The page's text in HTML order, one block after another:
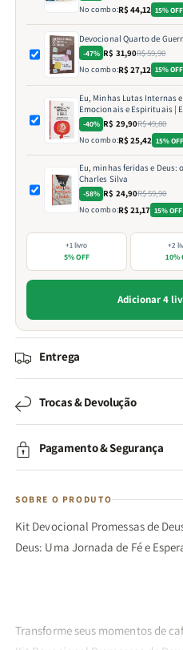
No combo:R$ 44,12 15%
Devocional Quarto de
-47% R$ 31,90R$ 59,90
No combo:R$ 27,12 15%
Eu, Minhas Lutas Internas
Emocionais e Espirituais |
-40% R$ 29,90R$ 49,80
No combo:R$ 25,42 15%
Eu, minhas feridas e Deus:
Charles Silva
-58% R$ 24,90R$ 59,90
No combo:R$ 21,17 15%
+1 livro
5% OFF
+2
10%
Adicionar 4
Entrega
Trocas & Devolução
Pagamento & Segurança
SOBRE O PRODUTO
Kit Devocional Promessas de
Deus: Uma Jornada de Fé e
Transforme seus momentos de